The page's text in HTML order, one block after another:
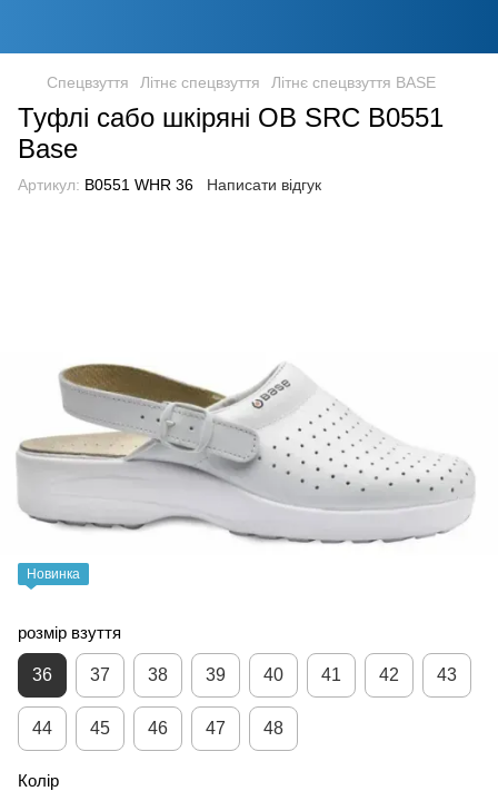
Спецвзуття Літнє спецвзуття Літнє спецвзуття BASE
Туфлі сабо шкіряні OB SRC B0551
Base
Артикул: B0551 WHR 36 Написати відгук
Новинка
розмір взуття
36 37 38 39 40 41 42 43
44 45 46 47 48
Колір